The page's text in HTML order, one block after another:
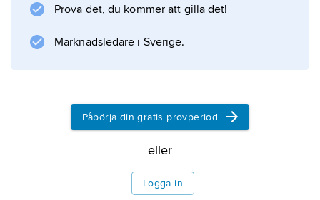
förflyttas nedåt så kraftigt att knickbildning på
urinledaren åstadkommer ett hinder för
Information om artikeln
Prova det, du kommer att gilla det!
Marknadsledare i Sverige.
Påbörja din gratis provperiod
eller
Logga in